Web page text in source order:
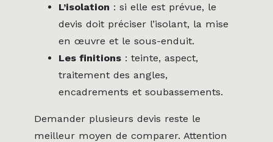
L’isolation : si elle est prévue, le
devis doit préciser l’isolant, la mise
en œuvre et le sous-enduit.
Les finitions : teinte, aspect,
traitement des angles,
encadrements et soubassements.
Demander plusieurs devis reste le
meilleur moyen de comparer. Attention